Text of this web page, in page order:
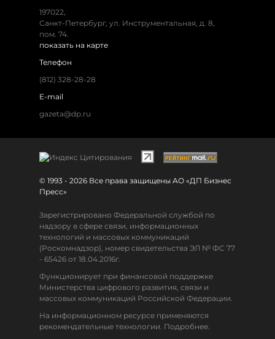
197022,
Санкт-Петербург, ул. Инструментальная, д. 8,
пом. 74.
показать на карте
Телефон
(812) 328-28-28
E-mail
gazeta@dp.ru
© 1993 - 2026 Все права защищены АО «ДП Бизнес
Пресс»
Зарегистрировано Федеральной службой по
надзору в сфере связи, информационных
технологий и массовых коммуникаций
(Роскомнадзор), номер свидетельства ЭЛ № ФС 77
- 65426 от 18.04.2016г.
Функционирует при финансовой поддержке
Министерства цифрового развития, связи и
массовых коммуникаций Российской Федерации.
На информационном ресурсе применяются
рекомендательные технологии. Подробнее.